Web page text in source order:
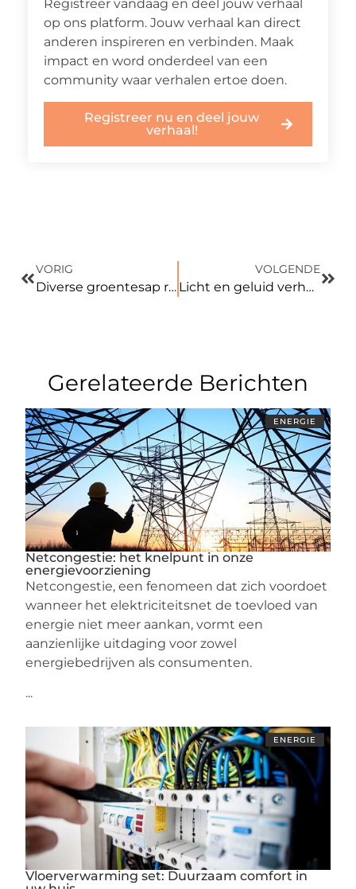
Registreer vandaag en deel jouw verhaal
op ons platform. Jouw verhaal kan direct
anderen inspireren en verbinden. Maak
impact en word onderdeel van een
community waar verhalen ertoe doen.
Registreer nu en deel jouw
verhaal!
VORIG
Diverse groentesap recepten nu op onze website
VOLGENDE
Licht en geluid verhuur bedrijven helpen jou scoren
Gerelateerde Berichten
ENERGIE
Netcongestie: het knelpunt in onze
energievoorziening
Netcongestie, een fenomeen dat zich voordoet
wanneer het elektriciteitsnet de toevloed van
energie niet meer aankan, vormt een
aanzienlijke uitdaging voor zowel
energiebedrijven als consumenten.
...
ENERGIE
Vloerverwarming set: Duurzaam comfort in